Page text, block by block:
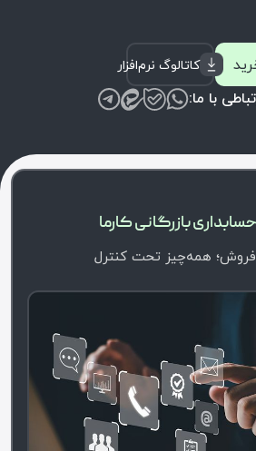
کاتالوگ نرم‌افزار
با ما:
حسابداری بازرگانی کارما
فروش؛ همه‌چیز تحت کنترل